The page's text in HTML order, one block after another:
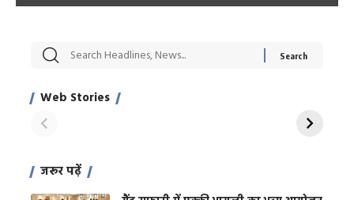
Web Stories
सट्टेबाजी में अरेस्ट हुए
साहिल खान
रोज एक कच्चे लहसुन
जरूर पढ़ें